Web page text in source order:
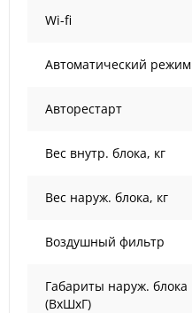
Wi-fi
Автоматический режим
Авторестарт
Вес внутр. блока, кг
Вес наруж. блока, кг
Воздушный фильтр
Габариты наруж. блока
(ВxШxГ)